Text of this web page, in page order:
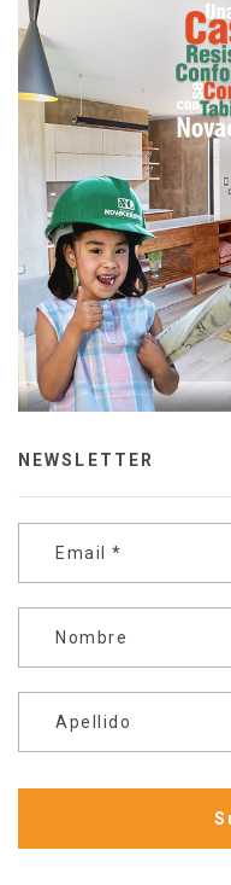
NEWSLETTER
Email *
Nombre
Apellido